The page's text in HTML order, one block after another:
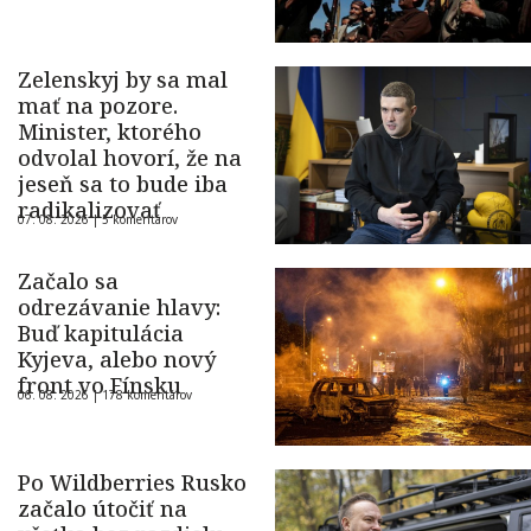
Zelenskyj by sa mal
mať na pozore.
Minister, ktorého
odvolal hovorí, že na
jeseň sa to bude iba
radikalizovať
07. 08. 2026 |5 komentárov
Začalo sa
odrezávanie hlavy:
Buď kapitulácia
Kyjeva, alebo nový
front vo Fínsku
06. 08. 2026 |178 komentárov
Po Wildberries Rusko
začalo útočiť na